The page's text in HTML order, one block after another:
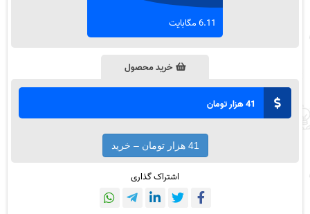
6.11 مگابایت
خرید محصول
41 هزار تومان
41 هزار تومان – خرید
اشتراک گذاری